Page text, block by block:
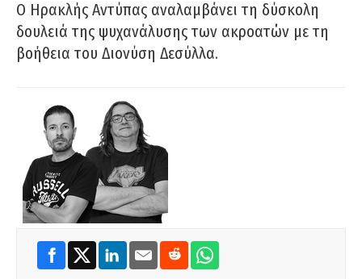
Ο Ηρακλής Αντύπας αναλαμβάνει τη δύσκολη
δουλειά της ψυχανάλυσης των ακροατών με τη
βοήθεια του Διονύση Δεσύλλα.